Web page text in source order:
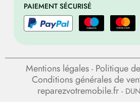
PAIEMENT SÉCURISÉ
Mentions légales - Politique
Conditions générales de
reparezvotremobile.fr-